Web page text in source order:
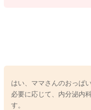
はい、ママさんのおっぱ
必要に応じて、内分泌内
す。